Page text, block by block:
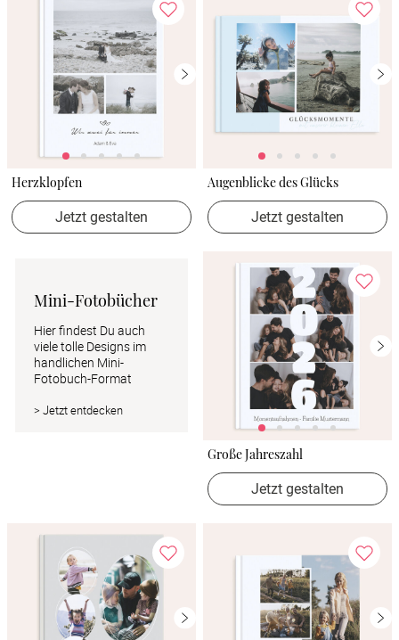
Herzklopfen
Jetzt gestalten
Augenblicke des Glücks
Jetzt gestalten
Mini-Fotobücher
Hier findest Du auch
viele tolle Designs im
handlichen Mini-
Fotobuch-Format
> Jetzt entdecken
Große Jahreszahl
Jetzt gestalten